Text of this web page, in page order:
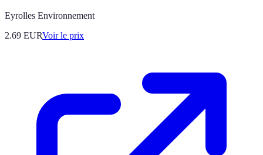
Eyrolles Environnement
2.69 EURVoir le prix